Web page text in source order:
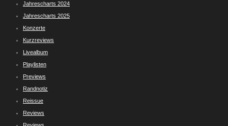
Jahrescharts 2024
Jahrescharts 2025
Konzerte
Kurzreviews
Livealbum
Playlisten
Previews
Randnotiz
Reissue
Reviews